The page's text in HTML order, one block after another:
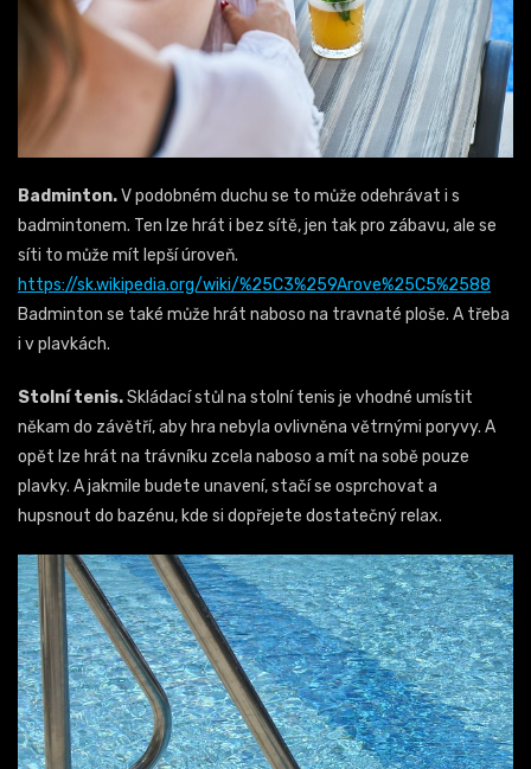
Badminton.V podobném duchu se to může odehrávat i s
badmintonem. Ten lze hrát i bez sítě, jen tak pro zábavu, ale se
síti to může mít lepší úroveň.
https://sk.wikipedia.org/wiki/%25C3%259Arove%25C5%2588
Badminton se také může hrát naboso na travnaté ploše. A třeba
i v plavkách.
Stolní tenis.Skládací stůl na stolní tenis je vhodné umístit
někam do závětří, aby hra nebyla ovlivněna větrnými poryvy. A
opět lze hrát na trávníku zcela naboso a mít na sobě pouze
plavky. A jakmile budete unavení, stačí se osprchovat a
hupsnout do bazénu, kde si dopřejete dostatečný relax.